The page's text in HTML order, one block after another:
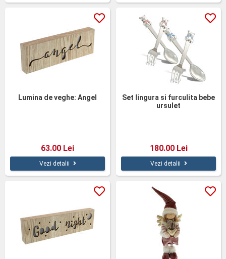
Lumina de veghe: Angel
63.00 Lei
Vezi detalii
Set lingura si furculita bebe
ursulet
180.00 Lei
Vezi detalii